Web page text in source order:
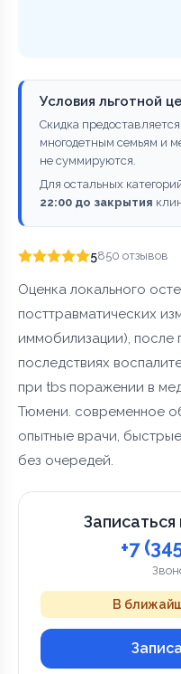
Условия льготной
Скидка
многодетным семьям и
не суммируются.
Для остальных
22:00 до закрытия
5850 отзывов
Оценка локального
посттравматических
иммобилизации), после
последствиях
при tbs поражении в
Тюмени. современное
опытные врачи,
без очередей.
+7
В